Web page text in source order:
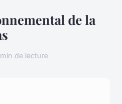
de la
de lecture